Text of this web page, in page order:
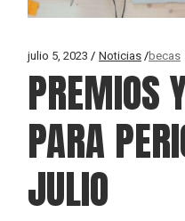
julio 5, 2023 Noticias becas
PREMIOS
PARA
JULIO